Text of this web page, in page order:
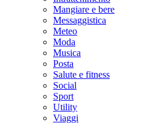
Mangiare e bere
Messaggistica
Meteo
Moda
Musica
Posta
Salute e fitness
Social
Sport
Utility
Viaggi